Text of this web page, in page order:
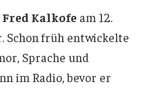
Kalkofe am 12.
Schon früh entwickelte
Sprache und
im Radio, bevor er